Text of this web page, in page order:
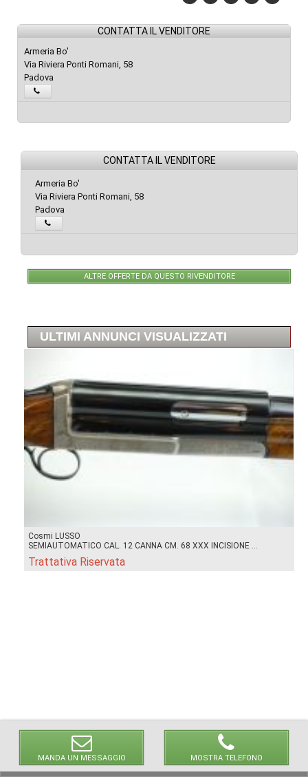
CONTATTA IL VENDITORE
Armeria Bo'
Via Riviera Ponti Romani, 58
Padova
MANDA UN MESSAGGIO MOSTRA TELEFONO
CONTATTA IL VENDITORE
Armeria Bo'
Via Riviera Ponti Romani, 58
Padova
ALTRE OFFERTE DA QUESTO RIVENDITORE
ULTIMI ANNUNCI VISUALIZZATI
Cosmi LUSSO
SEMIAUTOMATICO CAL. 12 CANNA CM. 68 XXX INCISIONE ...
Trattativa Riservata